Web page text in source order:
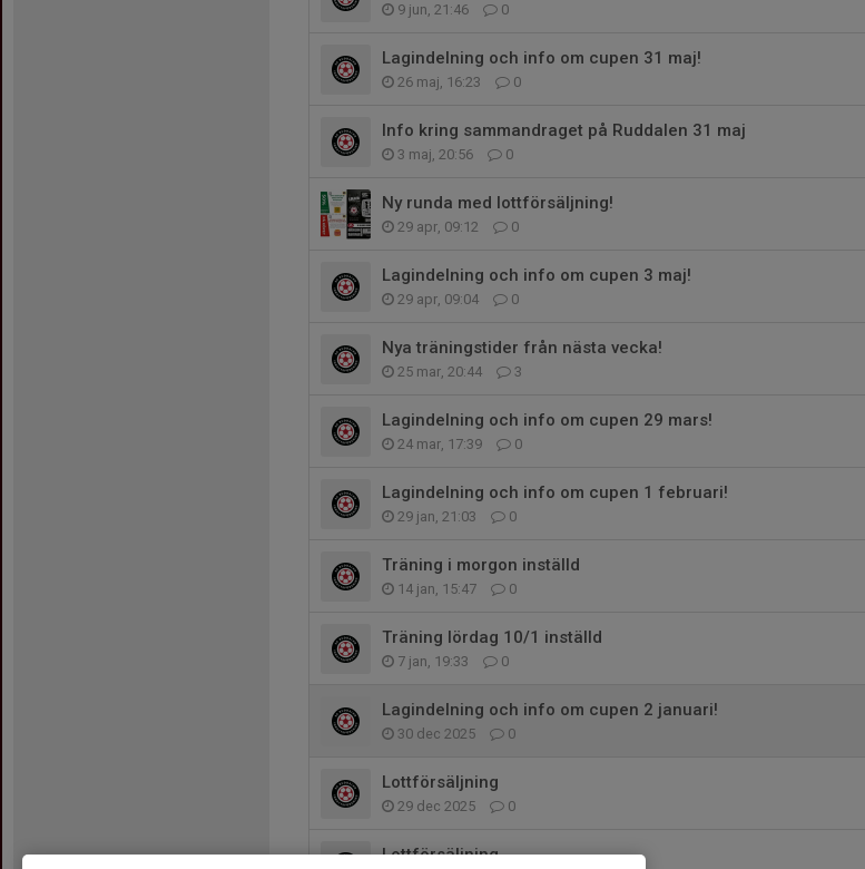
9 jun, 21:46 0
Lagindelning och info om cupen 31 maj!
26 maj, 16:23 0
Info kring sammandraget på Ruddalen 31 maj
3 maj, 20:56 0
Ny runda med lottförsäljning!
29 apr, 09:12 0
Lagindelning och info om cupen 3 maj!
29 apr, 09:04 0
Nya träningstider från nästa vecka!
25 mar, 20:44 3
Lagindelning och info om cupen 29 mars!
24 mar, 17:39 0
Lagindelning och info om cupen 1 februari!
29 jan, 21:03 0
Träning i morgon inställd
14 jan, 15:47 0
Träning lördag 10/1 inställd
7 jan, 19:33 0
Lagindelning och info om cupen 2 januari!
30 dec 2025 0
Lottförsäljning
29 dec 2025 0
Lottförsäljning